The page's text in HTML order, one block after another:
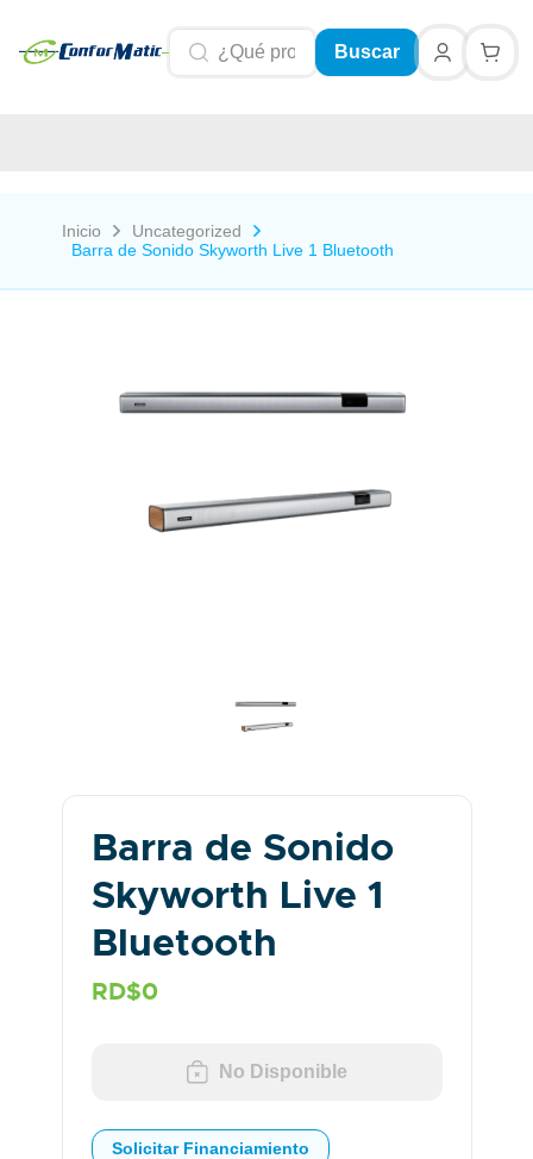
Buscar
Inicio
Uncategorized
Barra de Sonido Skyworth Live 1 Bluetooth
Barra de Sonido
Skyworth Live 1
Bluetooth
RD$0
No Disponible
Solicitar Financiamiento